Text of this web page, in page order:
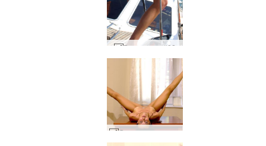
Вика моряк #82
Стриша танц на маса #46